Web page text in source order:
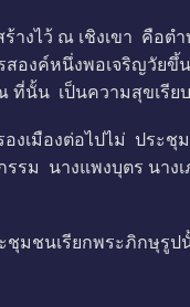
ไว้ ณ เชิงเขา คือต
องค์หนึ่งพอเจริญวัย
ที่นั้น เป็นความสุขเรีย
มืองต่อไปไม่ ประชุ
ม นางแพงบุตร นาง
ชนเรียกพระภิกษุรูป